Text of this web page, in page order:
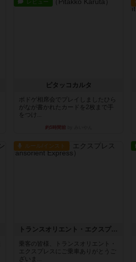
レビュー
ピタッコカルタ
ボドゲ相席会でプレイしましたひら
がなが書かれたカードを2枚まで手
をつけ...
約5時間前
ルール/インスト
トランスオリエント・エクスプレス
乗客の皆様、トランスオリエント・
エクスプレスにご乗車ありがとうご
ざいま...